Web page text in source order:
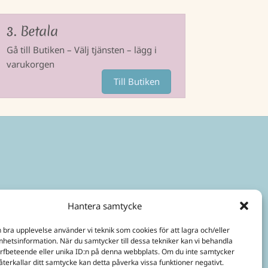
Hantera samtycke
bra upplevelse använder vi teknik som cookies för att lagra och/eller
När du samtycker till dessa tekniker kan vi behandla
eller unika ID:n på denna webbplats. Om du inte samtycker
ditt samtycke kan detta påverka vissa funktioner negativt.
3. Betala
Gå till Butiken – Välj tjänsten – lägg i
varukorgen
Till Butiken